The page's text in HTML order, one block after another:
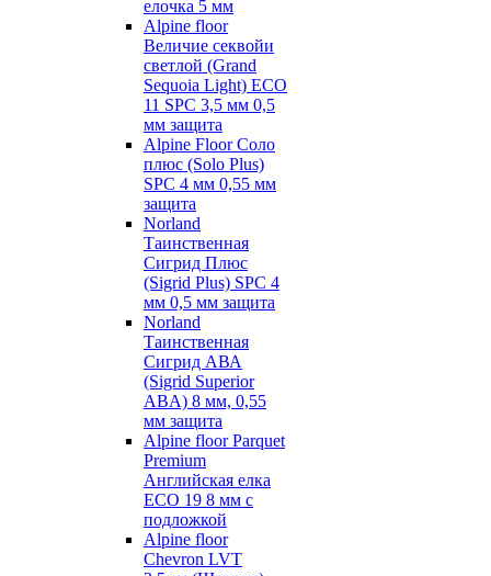
елочка 5 мм
Alpine floor
Величие секвойи
светлой (Grand
Sequoia Light) ECO
11 SPC 3,5 мм 0,5
мм защита
Alpine Floor Соло
плюс (Solo Plus)
SPC 4 мм 0,55 мм
защита
Norland
Таинственная
Сигрид Плюс
(Sigrid Plus) SPC 4
мм 0,5 мм защита
Norland
Таинственная
Сигрид АВА
(Sigrid Superior
ABA) 8 мм, 0,55
мм защита
Alpine floor Parquet
Premium
Английская елка
ECO 19 8 мм с
подложкой
Alpine floor
Chevron LVT